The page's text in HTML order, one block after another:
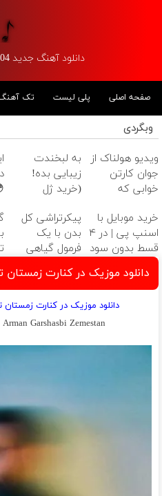
دانلود آهنگ جدید 1404 در ملودی مانیا
صفحه اصلی پلی لیست تک
وبگردی
ویدیو هولناک از
جوان کارتن
خوابی که
آموزش رایگان
به لبخندت
زیبایی بده!
(خرید ژل
دندان
با40%تخفیف)
خرید موبایل با
اسنپ پی | در ۴
قسط بدون سود
و کارمزد!
پیکرتراشی کل
بدن با یک
فرمول گیاهی
دانلود موزیک در کنارت زمستان
دانلود موزیک در کنارت زمستان
Garshasbi Zemestan